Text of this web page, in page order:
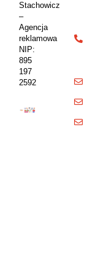
Stachowicz
–
Agencja
reklamowa
NIP:
895
197
2592